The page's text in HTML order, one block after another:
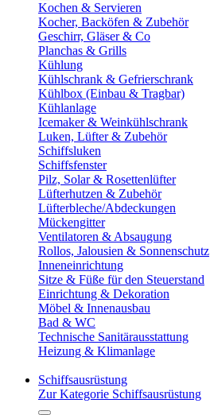
Kochen & Servieren
Kocher, Backöfen & Zubehör
Geschirr, Gläser & Co
Planchas & Grills
Kühlung
Kühlschrank & Gefrierschrank
Kühlbox (Einbau & Tragbar)
Kühlanlage
Icemaker & Weinkühlschrank
Luken, Lüfter & Zubehör
Schiffsluken
Schiffsfenster
Pilz, Solar & Rosettenlüfter
Lüfterhutzen & Zubehör
Lüfterbleche/Abdeckungen
Mückengitter
Ventilatoren & Absaugung
Rollos, Jalousien & Sonnenschutz
Inneneinrichtung
Sitze & Füße für den Steuerstand
Einrichtung & Dekoration
Möbel & Innenausbau
Bad & WC
Technische Sanitärausstattung
Heizung & Klimanlage
Schiffsausrüstung
Zur Kategorie Schiffsausrüstung